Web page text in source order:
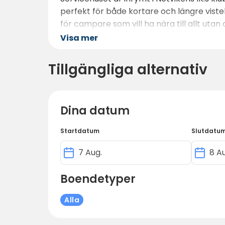
perfekt för både kortare och längre
för campare som vill ha nära till allt
planerar att upptäcka Luleå under
Visa mer
Tillgängliga alternativ
Dina datum
Startdatum
Boendetyper
Alla